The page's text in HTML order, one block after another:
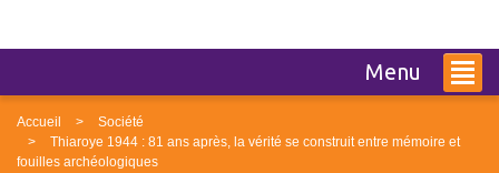
Menu
Accueil
Société
Thiaroye 1944 : 81 ans après, la vérité se construit entre mémoire et
fouilles archéologiques